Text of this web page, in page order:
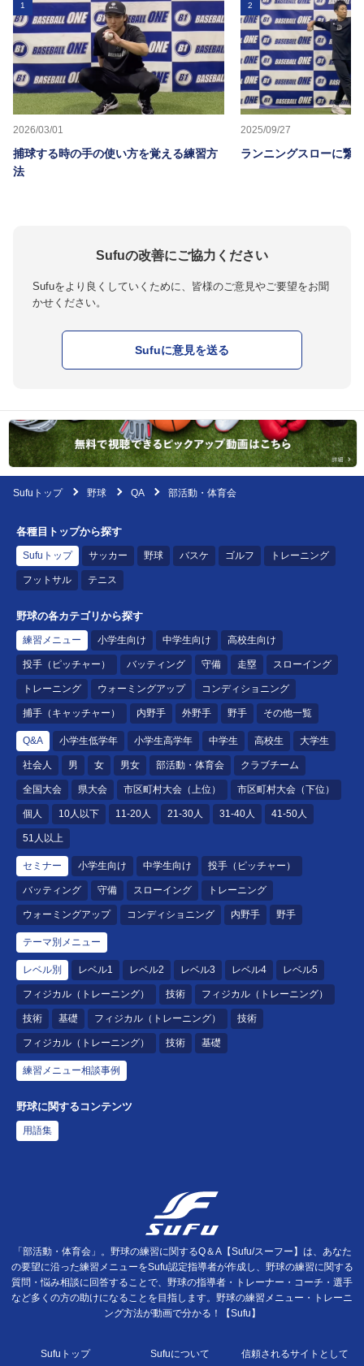
1
2026/03/01
捕球する時の手の使い方を覚える練習方
法
2
2025/09/27
ランニングスローに繋
Sufuの改善にご協力ください
Sufuをより良くしていくために、皆様のご意見やご要望をお聞
かせください。
Sufuに意見を送る
Sufuトップ 野球 QA 部活動・体育会
各種目トップから探す
Sufuトップ サッカー 野球 バスケ ゴルフ トレーニング
フットサル テニス
野球の各カテゴリから探す
練習メニュー 小学生向け 中学生向け 高校生向け
投手（ピッチャー） バッティング 守備 走塁 スローイング
トレーニング ウォーミングアップ コンディショニング
捕手（キャッチャー） 内野手 外野手 野手 その他一覧
Q&A 小学生低学年 小学生高学年 中学生 高校生 大学生
社会人 男 女 男女 部活動・体育会 クラブチーム
全国大会 県大会 市区町村大会（上位） 市区町村大会（下位）
個人 10人以下 11-20人 21-30人 31-40人 41-50人
51人以上
セミナー 小学生向け 中学生向け 投手（ピッチャー）
バッティング 守備 スローイング トレーニング
ウォーミングアップ コンディショニング 内野手 野手
テーマ別メニュー
レベル別 レベル1 レベル2 レベル3 レベル4 レベル5
フィジカル（トレーニング） 技術 フィジカル（トレーニング）
技術 基礎 フィジカル（トレーニング） 技術
フィジカル（トレーニング） 技術 基礎
練習メニュー相談事例
野球に関するコンテンツ
用語集
「部活動・体育会」。野球の練習に関するQ＆A【Sufu/スーフー】は、あなた
の要望に沿った練習メニューをSufu認定指導者が作成し、野球の練習に関する
質問・悩み相談に回答することで、野球の指導者・トレーナー・コーチ・選手
など多くの方の助けになることを目指します。野球の練習メニュー・トレーニ
ング方法が動画で分かる！【Sufu】
Sufuトップ Sufuについて 信頼されるサイトとして